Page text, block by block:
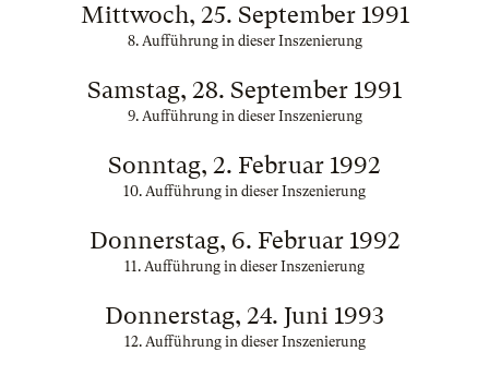
Mittwoch, 25. September 1991
8. Aufführung in dieser Inszenierung
Samstag, 28. September 1991
9. Aufführung in dieser Inszenierung
Sonntag, 2. Februar 1992
10. Aufführung in dieser Inszenierung
Donnerstag, 6. Februar 1992
11. Aufführung in dieser Inszenierung
Donnerstag, 24. Juni 1993
12. Aufführung in dieser Inszenierung